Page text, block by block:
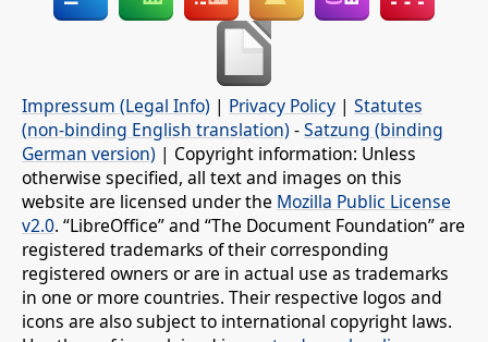
Impressum (Legal Info) | Privacy Policy | Statutes
(non-binding English translation) -Satzung (binding
German version) | Copyright information: Unless
otherwise specified, all text and images on this
website are licensed under the Mozilla Public License
v2.0. “LibreOffice” and “The Document Foundation” are
registered trademarks of their corresponding
registered owners or are in actual use as trademarks
in one or more countries. Their respective logos and
icons are also subject to international copyright laws.